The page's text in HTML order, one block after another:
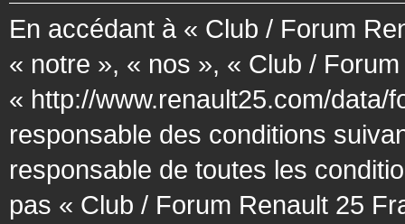
En accédant à « Club / Forum
« notre », « nos », « Club /
« http://www.renault25.com/data/
responsable des conditions
responsable de toutes les
pas « Club / Forum Renault 25